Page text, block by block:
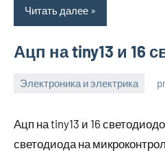
Читать далее
Ацп на tiny13 и 16
Электроника и электрика
2023
Ацп на tiny13 и 16
светодиода на